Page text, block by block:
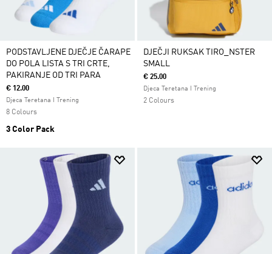
PODSTAVLJENE DJEČJE ČARAPE
DO POLA LISTA S TRI CRTE,
PAKIRANJE OD TRI PARA
€ 12.00
Djeca Teretana I Trening
8 Colours
3 Color Pack
DJEČJI RUKSAK TIRO_NSTER
SMALL
€ 25.00
Djeca Teretana I Trening
2 Colours